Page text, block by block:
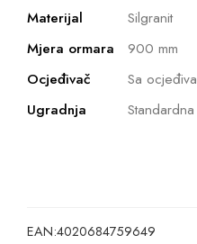
Materijal
Silgranit
Mjera ormara
900 mm
Ocjeđivač
Sa
Ugradnja
Standardna
EAN:4020684759649